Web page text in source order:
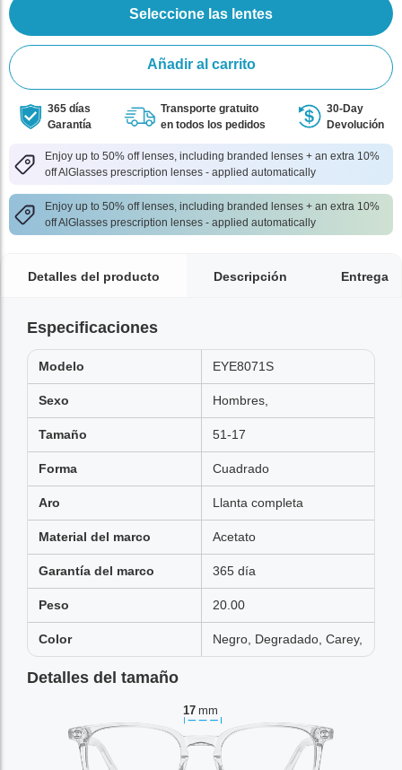
Seleccione las lentes
Añadir al carrito
365 días
Garantía
Transporte gratuito
en todos los pedidos
30-Day
Devolución
Enjoy up to 50% off lenses, including branded lenses + an extra 10%
off AlGlasses prescription lenses - applied automatically
Enjoy up to 50% off lenses, including branded lenses + an extra 10%
off AlGlasses prescription lenses - applied automatically
Detalles del producto Descripción Entrega
Especificaciones
Modelo EYE8071S
Sexo Hombres,
Tamaño 51-17
Forma Cuadrado
Aro Llanta completa
Material del marco Acetato
Garantía del marco 365 día
Peso 20.00
Color Negro, Degradado, Carey,
Detalles del tamaño
17 mm